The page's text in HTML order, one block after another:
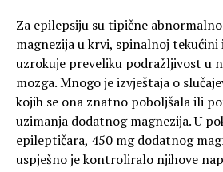
Za epilepsiju su tipične
magnezija u krvi, spinalnoj tekućini
uzrokuje preveliku podražljivost u
mozga. Mnogo je izvještaja o
kojih se ona znatno poboljšala ili
uzimanja dodatnog magnezija. U
epileptičara, 450 mg dodatnog
uspješno je kontroliralo njihove